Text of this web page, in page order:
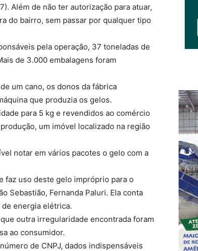
Além de não ter autorização para atuar,
do bairro, sem passar por qualquer tipo
pela operação, 37 toneladas de
de 3.000 embalagens foram
um cano, os donos da fábrica
que produzia os gelos.
para 5 kg e revendidos ao comércio
um imóvel localizado na região
notar em vários pacotes o gelo com a
faz uso deste gelo impróprio para o
Sebastião, Fernanda Paluri. Ela conta
energia elétrica.
outra irregularidade encontrada foram
ao consumidor.
de CNPJ, dados indispensáveis